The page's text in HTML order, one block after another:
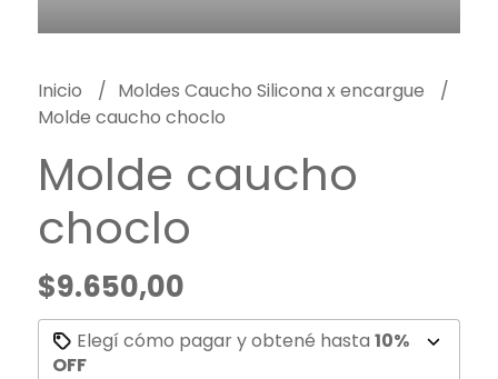
Inicio
Moldes Caucho Silicona x encargue
Molde caucho choclo
Molde caucho
choclo
$9.650,00
Elegí cómo pagar y obtené hasta 10%
OFF